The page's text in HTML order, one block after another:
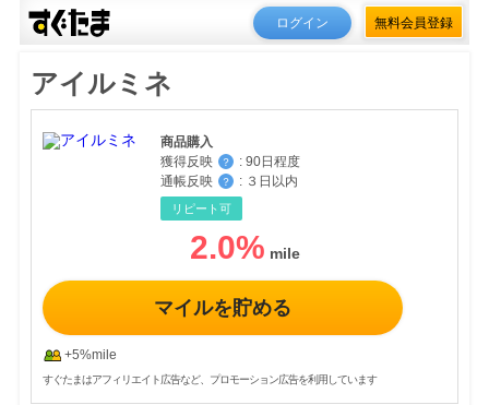
ログイン 無料会員登録
アイルミネ
商品購入
獲得反映
？ : 90日程度
通帳反映
？ : ３日以内
リピート可
2.0%
マイルを貯める
+5%mile
すぐたまはアフィリエイト広告など、プロモーション広告を利用しています